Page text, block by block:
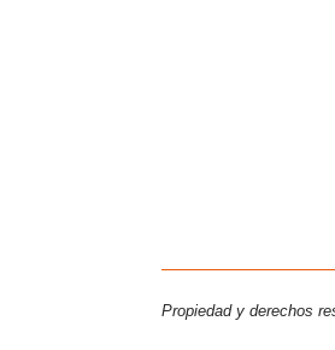
Propiedad y derechos